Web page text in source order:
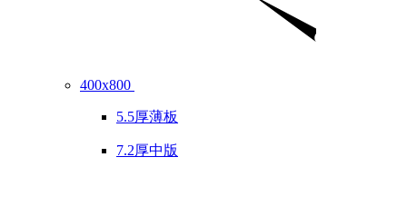
400x800
5.5厚薄板
7.2厚中版